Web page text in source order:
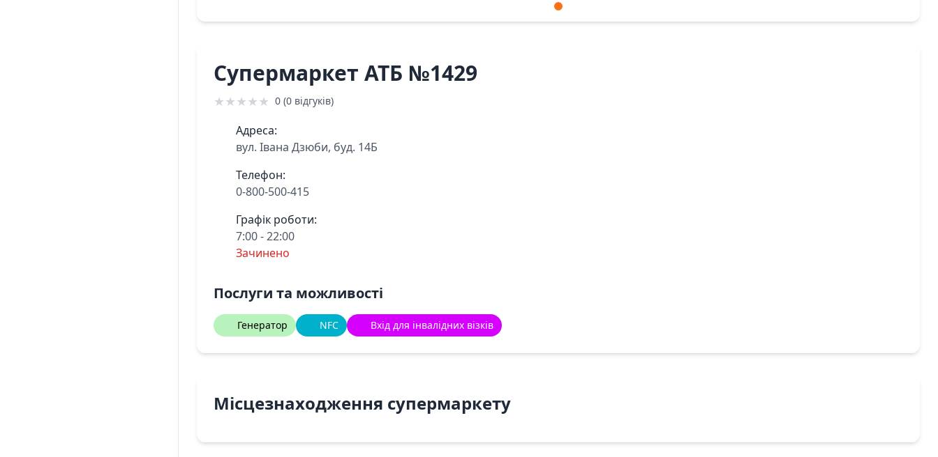
Супермаркет АТБ №1429
★★★★★ 0 (0 відгуків)
Адреса:
вул. Івана Дзюби, буд. 14Б
Телефон:
0-800-500-415
Графік роботи:
7:00 - 22:00
Зачинено
Послуги та можливості
Генератор NFC Вхід для інвалідних візків
Місцезнаходження супермаркету